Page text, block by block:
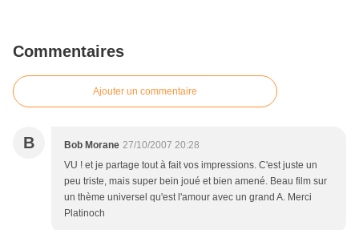
Commentaires
Ajouter un commentaire
B Bob Morane 27/10/2007 20:28
VU ! et je partage tout à fait vos impressions. C'est juste un
peu triste, mais super bein joué et bien amené. Beau film sur
un thème universel qu'est l'amour avec un grand A. Merci
Platinoch